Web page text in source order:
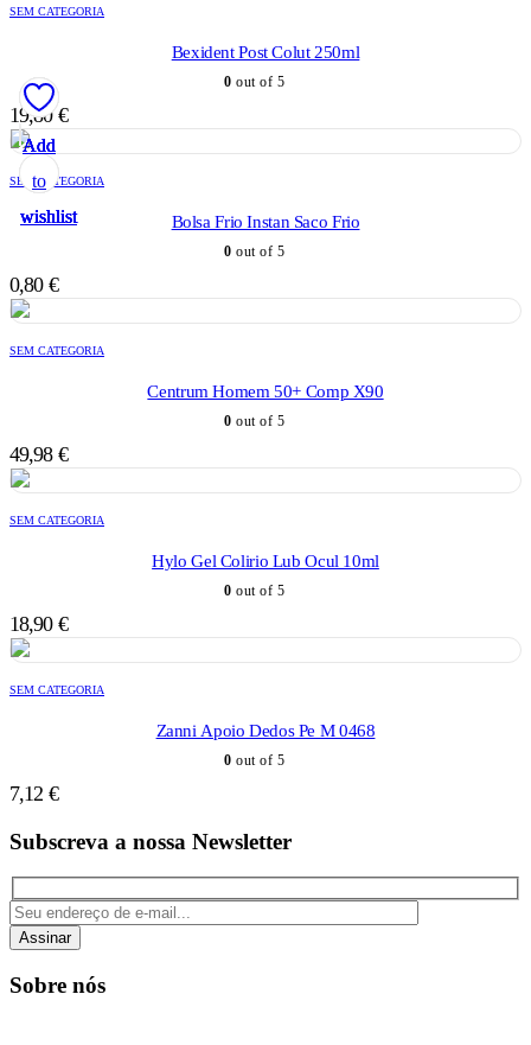
Add
to
wishlist
SEM CATEGORIA
Bexident Post Colut 250ml
0 out of 5
19,80 €
Add
to
wishlist
SEM CATEGORIA
Bolsa Frio Instan Saco Frio
0 out of 5
0,80 €
Add
to
wishlist
SEM CATEGORIA
Centrum Homem 50+ Comp X90
0 out of 5
49,98 €
Add
to
wishlist
SEM CATEGORIA
Hylo Gel Colirio Lub Ocul 10ml
0 out of 5
18,90 €
Add
to
wishlist
SEM CATEGORIA
Zanni Apoio Dedos Pe M 0468
0 out of 5
7,12 €
Subscreva a nossa Newsletter
Assinar
Sobre nós